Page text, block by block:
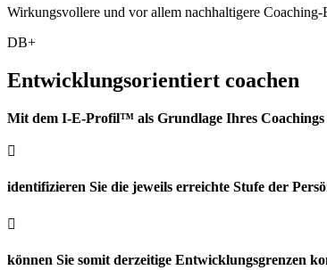
Wirkungsvollere und vor allem nachhaltigere
DB+
Entwicklungsorientiert coachen
Mit dem I-E-Profil™ als Grundlage Ihres Coachings

identifizieren Sie die jeweils erreichte Stufe der

können Sie somit derzeitige Entwicklungsgrenzen